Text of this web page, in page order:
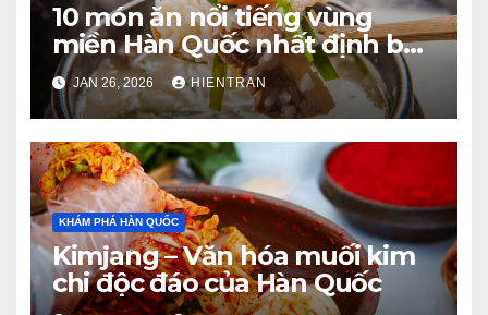
10 món ăn nổi tiếng vùng
miền Hàn Quốc nhất định bạn
phải thử
JAN 26, 2026 HIENTRAN
KHÁM PHÁ HÀN QUỐC
Kimjang – Văn hóa muối kim
chi độc đáo của Hàn Quốc